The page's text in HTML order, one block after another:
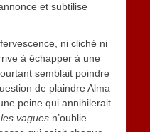
et subtilise
ni cliché ni
à échapper à une
semblait poindre
de plaindre Alma
peine qui annihilerait
vagues n’oublie